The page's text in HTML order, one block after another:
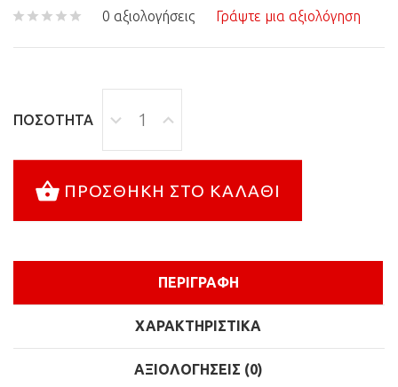
0 αξιολογήσεις Γράψτε μια αξιολόγηση
ΠΟΣΌΤΗΤΑ
ΠΡΟΣΘΉΚΗ ΣΤΟ ΚΑΛΆΘΙ
ΠΕΡΙΓΡΑΦΉ
ΧΑΡΑΚΤΗΡΙΣΤΙΚΆ
ΑΞΙΟΛΟΓΉΣΕΙΣ (0)